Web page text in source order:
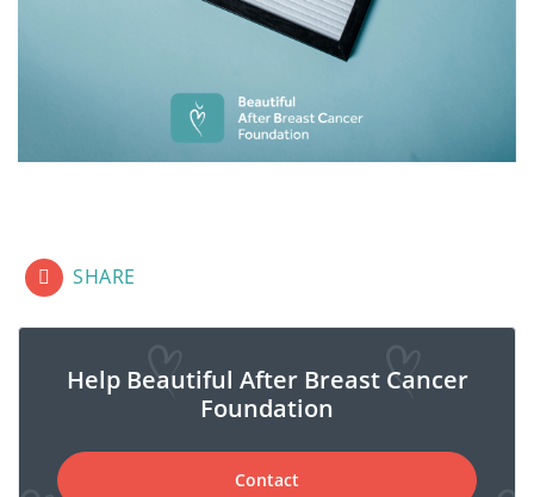
SHARE
fab fa-lg fa-facebook-square
fab fa-lg fa-linkedin
Help Beautiful After Breast Cancer
Foundation
Contact